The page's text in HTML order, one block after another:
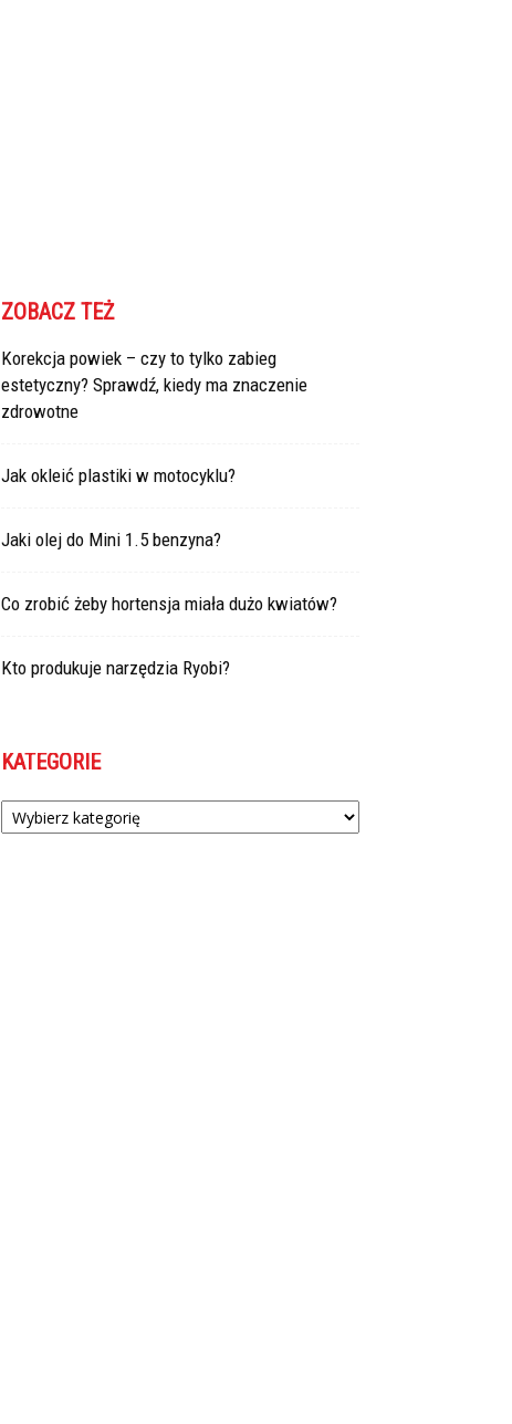
ZOBACZ TEŻ
Korekcja powiek – czy to tylko zabieg
estetyczny? Sprawdź, kiedy ma znaczenie
zdrowotne
Jak okleić plastiki w motocyklu?
Jaki olej do Mini 1.5 benzyna?
Co zrobić żeby hortensja miała dużo kwiatów?
Kto produkuje narzędzia Ryobi?
KATEGORIE
Kategorie